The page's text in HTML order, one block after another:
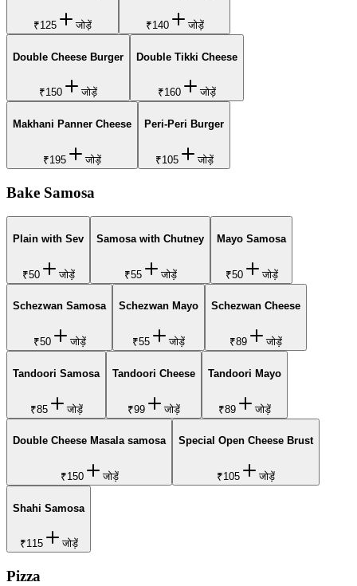
₹125 जोड़ें ₹140 जोड़ें
Double Cheese Burger
₹150 जोड़ें
Double Tikki Cheese
₹160 जोड़ें
Makhani Panner Cheese
₹195 जोड़ें
Peri-Peri Burger
₹105 जोड़ें
Bake Samosa
Plain with Sev
₹50 जोड़ें
Samosa with Chutney
₹55 जोड़ें
Mayo Samosa
₹50 जोड़ें
Schezwan Samosa
₹50 जोड़ें
Schezwan Mayo
₹55 जोड़ें
Schezwan Cheese
₹89 जोड़ें
Tandoori Samosa
₹85 जोड़ें
Tandoori Cheese
₹99 जोड़ें
Tandoori Mayo
₹89 जोड़ें
Double Cheese Masala samosa
₹150 जोड़ें
Special Open Cheese Brust
₹105 जोड़ें
Shahi Samosa
₹115 जोड़ें
Pizza